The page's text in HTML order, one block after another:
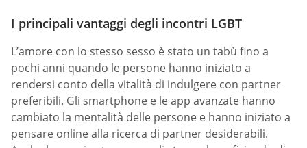
I principali vantaggi degli incontri LGBT
L’amore con lo stesso sesso è stato un tabù fino a
pochi anni quando le persone hanno iniziato a
rendersi conto della vitalità di indulgere con partner
preferibili. Gli smartphone e le app avanzate hanno
cambiato la mentalità delle persone e hanno iniziato a
pensare online alla ricerca di partner desiderabili.